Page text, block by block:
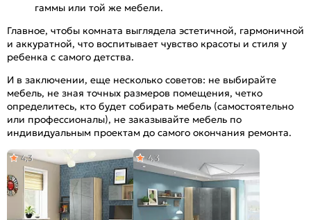
гаммы или той же мебели.
Главное, чтобы комната выглядела эстетичной, гармоничной
и аккуратной, что воспитывает чувство красоты и стиля у
ребенка с самого детства.
И в заключении, еще несколько советов: не выбирайте
мебель, не зная точных размеров помещения, четко
определитесь, кто будет собирать мебель (самостоятельно
или профессионалы), не заказывайте мебель по
индивидуальным проектам до самого окончания ремонта.
4,3 4,3